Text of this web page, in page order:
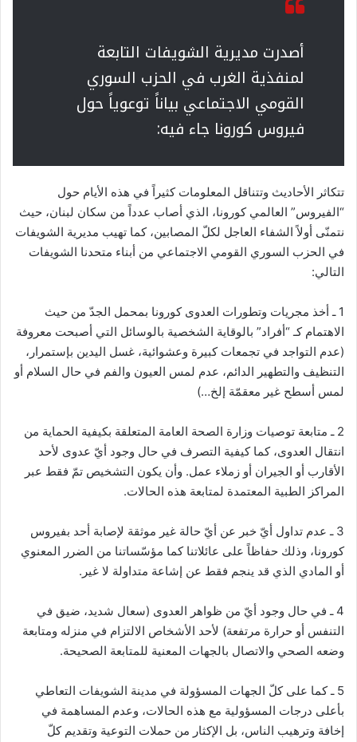
أصدرت مديرية الشويفات التابعة
لمنفذية الغرب في الحزب السوري
القومي الاجتماعي بياناً توعوياً حول
فيروس كورونا جاء فيه:
تتكاثر الأحاديث وتتناقل المعلومات كثيراً في هذه الأيام حول
“الفيروس” العالمي كورونا، الذي أصاب عدداً من سكان لبنان، حيث
نتمنّى أولاً الشفاء العاجل لكلّ المصابين، كما تهيب مديرية الشويفات
في الحزب السوري القومي الاجتماعي من أبناء متحدنا الشويفات
التالي:
1 ـ أخذ مجريات وتطورات العدوى كورونا بمحمل الجدّ من حيث
الاهتمام كـ “أفراد” بالوقاية الشخصية بالوسائل التي أصبحت معروفة
(عدم التواجد في تجمعات كبيرة وعشوائية، غسل اليدين بإستمرار،
التنظيف والتطهير الدائم، عدم لمس العيون والفم في حال السلام أو
لمس أسطح غير معقمّة إلخ…)
2 ـ متابعة توصيات وزارة الصحة العامة المتعلقة بكيفية الحماية من
انتقال العدوى، كما كيفية التصرف في حال وجود أيّ عدوى لأحد
الأقارب أو الجيران أو زملاء عمل. وأن يكون التشخيص تمّ فقط عبر
المراكز الطبية المعتمدة لمتابعة هذه الحالات.
3 ـ عدم تداول أيّ خبر عن أيّ حالة غير موثقة لإصابة أحد بفيروس
كورونا، وذلك حفاظاً على عائلاتنا كما مؤسّساتنا من الضرر المعنوي
أو المادي الذي قد ينجم فقط عن إشاعة متداولة لا غير.
4 ـ في حال وجود أيّ من ظواهر العدوى (سعال شديد، ضيق في
التنفس أو حرارة مرتفعة) لأحد الأشخاص الالتزام في منزله ومتابعة
وضعه الصحي والاتصال بالجهات المعنية للمتابعة الصحيحة.
5 ـ كما على كلّ الجهات المسؤولة في مدينة الشويفات التعاطي
بأعلى درجات المسؤولية مع هذه الحالات، وعدم المساهمة في
إخافة وترهيب الناس، بل الإكثار من حملات التوعية وتقديم كلّ